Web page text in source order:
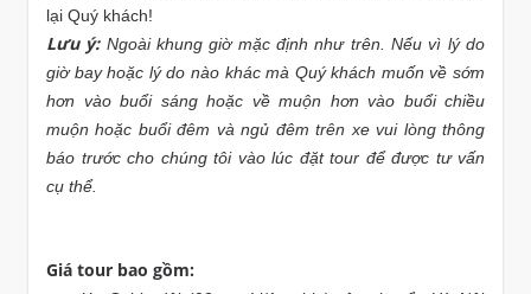
lại Quý khách!
Lưu ý:Ngoài khung giờ mặc định như trên. Nếu vì lý do
giờ bay hoặc lý do nào khác mà Quý khách muốn về sớm
hơn vào buổi sáng hoặc về muộn hơn vào buổi chiều
muộn hoặc buổi đêm và ngủ đêm trên xe vui lòng thông
báo trước cho chúng tôi vào lúc đặt tour để được tư vấn
cụ thể.
Giá tour bao gồm: